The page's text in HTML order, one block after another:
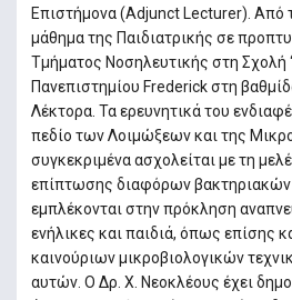
Επιστήμονα (Adjunct Lecturer). Από
μάθημα της Παιδιατρικής σε
Τμήματος Νοσηλευτικής στη Σχολή
Πανεπιστημίου Frederick στη
Λέκτορα. Τα ερευνητικά του
πεδίο των Λοιμώξεων και της
συγκεκριμένα ασχολείται με τη
επίπτωσης διαφόρων
εμπλέκονται στην πρόκληση
ενήλικες και παιδιά, όπως επίσης
καινούριων μικροβιολογικών
αυτών. Ο Δρ. Χ. Νεοκλέους έχει